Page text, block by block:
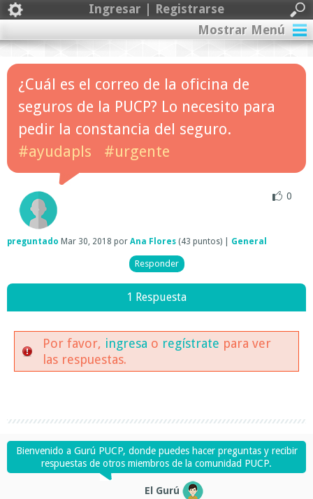
Ingresar | Registrarse
Mostrar Menú
¿Cuál es el correo de la oficina de
seguros de la PUCP? Lo necesito para
pedir la constancia del seguro.
#ayudapls
#urgente
0
preguntado Mar 30, 2018 por Ana Flores (43 puntos) General
1 Respuesta
Por favor, ingresa o regístrate para ver
las respuestas.
Bienvenido a Gurú PUCP, donde puedes hacer preguntas y recibir
respuestas de otros miembros de la comunidad PUCP.
El Gurú